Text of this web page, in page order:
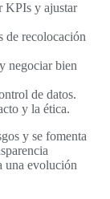
KPIs y ajustar
de recolocación
negociar bien
de datos.
y la ética.
y se fomenta
una evolución